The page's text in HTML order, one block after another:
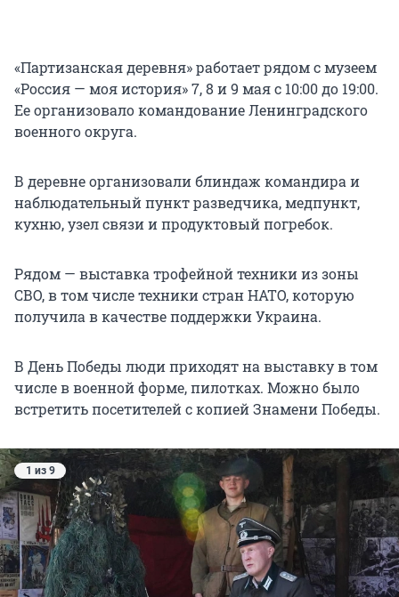
«Партизанская деревня» работает рядом с музеем
«Россия — моя история» 7, 8 и 9 мая с 10:00 до 19:00.
Ее организовало командование Ленинградского
военного округа.
В деревне организовали блиндаж командира и
наблюдательный пункт разведчика, медпункт,
кухню, узел связи и продуктовый погребок.
Рядом — выставка трофейной техники из зоны
СВО, в том числе техники стран НАТО, которую
получила в качестве поддержки Украина.
В День Победы люди приходят на выставку в том
числе в военной форме, пилотках. Можно было
встретить посетителей с копией Знамени Победы.
1 из 9